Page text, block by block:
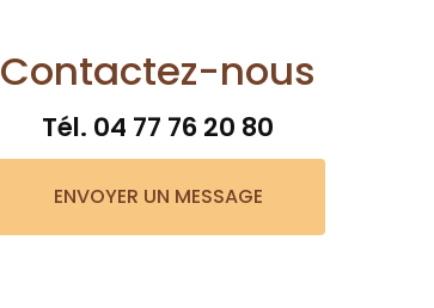
Contactez-nous
Tél. 04 77 76 20 80
ENVOYER UN MESSAGE